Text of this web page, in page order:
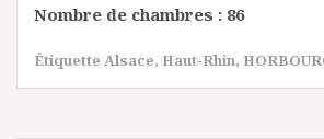
Nombre de chambres : 86
Étiquette Alsace, Haut-Rhin,